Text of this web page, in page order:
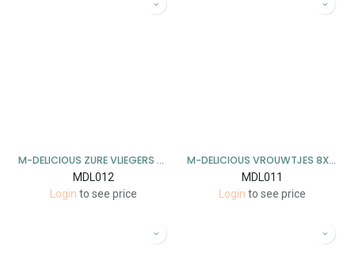
M-DELICIOUS ZURE VLIEGERS 8X300GR
MDL012
Login to see price
M-DELICIOUS VROUWTJES 8X175GR
MDL011
Login to see price